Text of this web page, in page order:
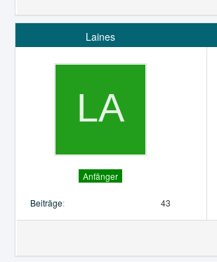
Laines
Anfänger
Beiträge 43